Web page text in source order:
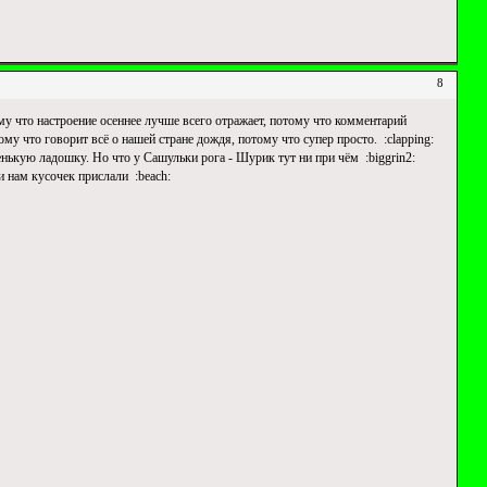
8
настроение осеннее лучше всего отражает, потому что комментарий
что говорит всё о нашей стране дождя, потому что супер просто. :clapping:
ладошку. Но что у Сашульки рога - Шурик тут ни при чём :biggrin2:
нам кусочек прислали :beach: